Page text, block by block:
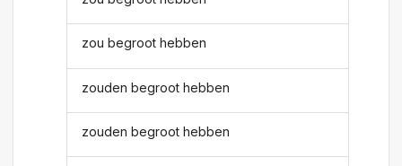
zou begroot hebben
zouden begroot hebben
zouden begroot hebben